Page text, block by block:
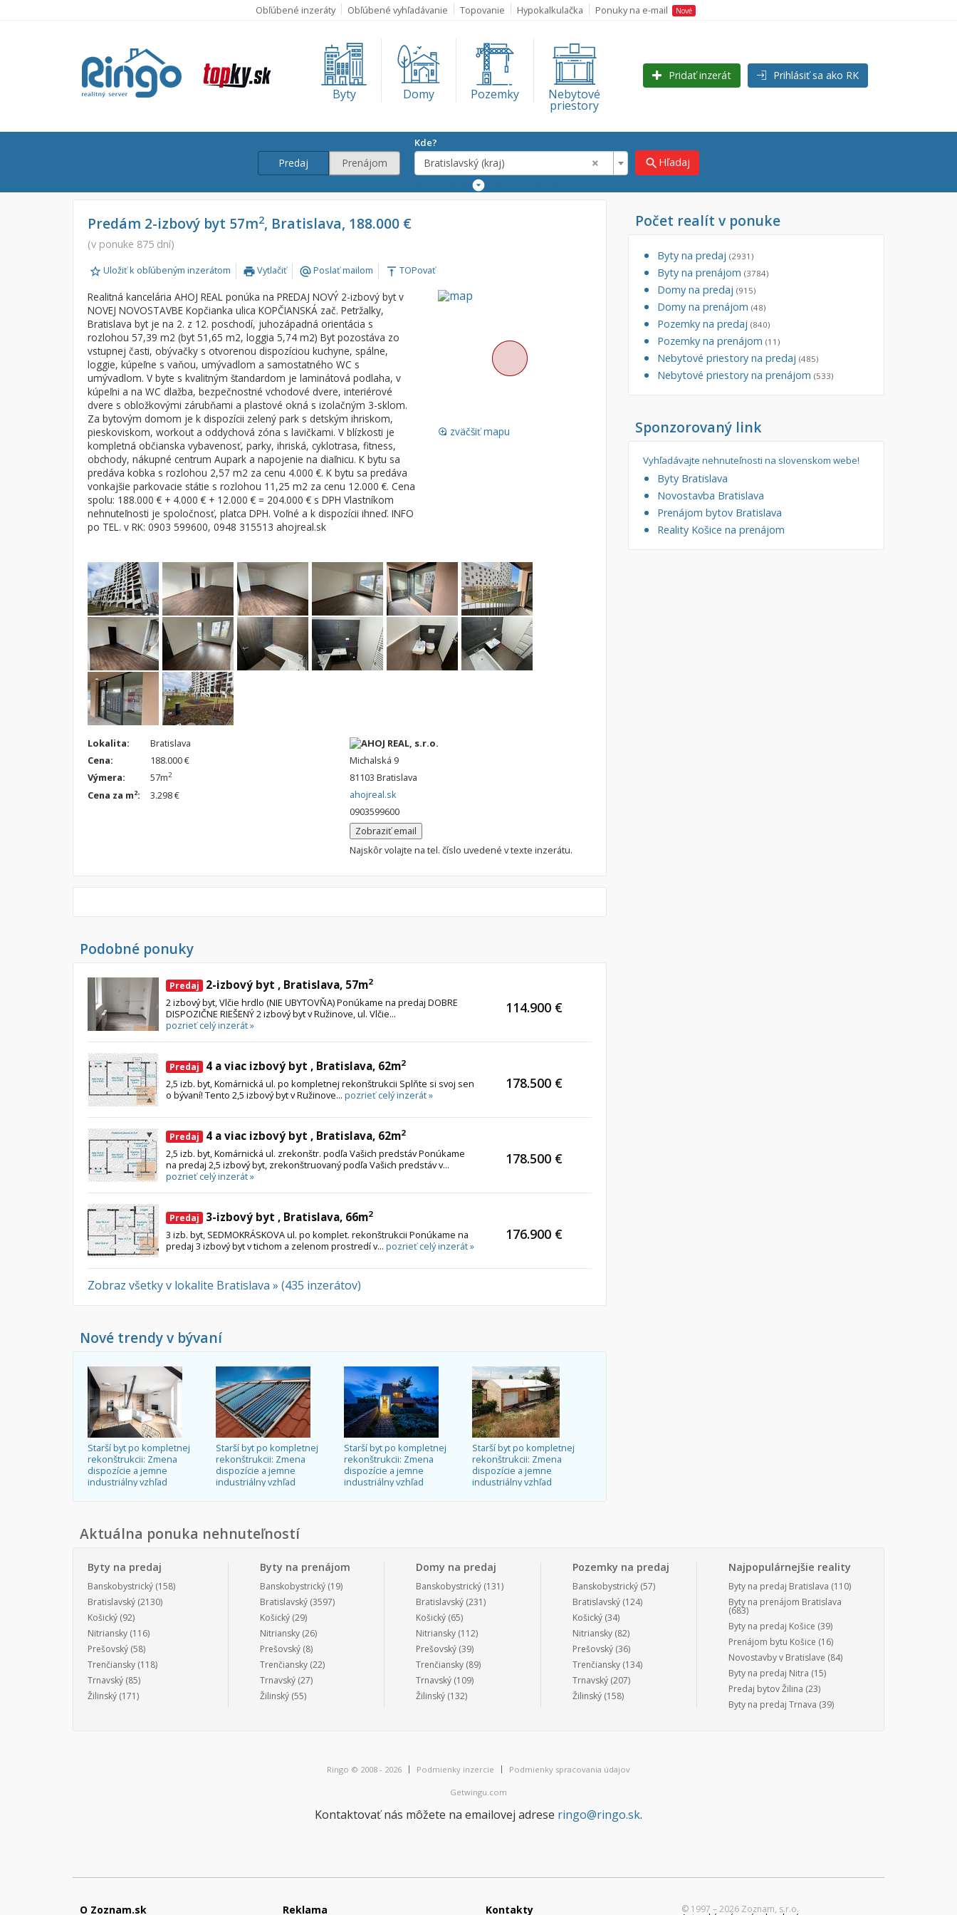
Obľúbené inzeráty Obľúbené vyhľadávanie Topovanie Hypokalkulačka Ponuky na e-mail Nové
Byty Domy Pozemky Nebytové
priestory
Pridať inzerát Prihlásiť sa ako RK
Predaj Prenájom
Kde?
×
Bratislavský (kraj) search Hľadaj
Predaj
Prenájom
Byt
Garsónky
Dvojgarsónky
1-izbové
2-izbové
3-izbové
4 a viac izbové byty
Dom
Vila
Chalupa
Pozemok
Stavebné pozemky
Bývanie a rekreácia
Priemyselný pozemok
Poľnohospodárske pozemky
Záhrada
Nebytové priestory
Administratívne, obchodné
Garáž, garážové státie
Filtre
Súkromná inzercia
Ponuka RK
Novostavba
Predám 2-izbový byt 57m2, Bratislava, 188.000 €
(v ponuke 875 dní)
Uložiť k obľúbeným inzerátom printVytlačiť alternate_emailPoslať mailom vertical_align_top TOPovať
Realitná kancelária AHOJ REAL ponúka na PREDAJ NOVÝ 2-izbový byt v
NOVEJ NOVOSTAVBE Kopčianka ulica KOPČIANSKÁ zač. Petržalky,
Bratislava byt je na 2. z 12. poschodí, juhozápadná orientácia s
rozlohou 57,39 m2 (byt 51,65 m2, loggia 5,74 m2) Byt pozostáva zo
vstupnej časti, obývačky s otvorenou dispozíciou kuchyne, spálne,
loggie, kúpeľne s vaňou, umývadlom a samostatného WC s
umývadlom. V byte s kvalitným štandardom je laminátová podlaha, v
kúpeľni a na WC dlažba, bezpečnostné vchodové dvere, interiérové
dvere s obložkovými zárubňami a plastové okná s izolačným 3-sklom.
Za bytovým domom je k dispozícii zelený park s detským ihriskom,
pieskoviskom, workout a oddychová zóna s lavičkami. V blízkosti je
kompletná občianska vybavenosť, parky, ihriská, cyklotrasa, fitness,
obchody, nákupné centrum Aupark a napojenie na diaľnicu. K bytu sa
predáva kobka s rozlohou 2,57 m2 za cenu 4.000 €. K bytu sa predáva
vonkajšie parkovacie státie s rozlohou 11,25 m2 za cenu 12.000 €. Cena
spolu: 188.000 € + 4.000 € + 12.000 € = 204.000 € s DPH Vlastníkom
nehnuteľnosti je spoločnosť, platca DPH. Voľné a k dispozícii ihneď. INFO
po TEL. v RK: 0903 599600, 0948 315513 ahojreal.sk
loupe zväčšiť mapu
Lokalita:
Bratislava
Cena:
188.000 €
Výmera:
57m2
Cena za m2: 3.298 €
AHOJ REAL, s.r.o.
Michalská 9
81103 Bratislava
ahojreal.sk
0903599600
Zobraziť email
Najskôr volajte na tel. číslo uvedené v texte inzerátu.
Podobné ponuky
Predaj 2-izbový byt , Bratislava, 57m2
2 izbový byt, Vlčie hrdlo (NIE UBYTOVŇA) Ponúkame na predaj DOBRE
DISPOZIČNE RIEŠENÝ 2 izbový byt v Ružinove, ul. Vlčie...
pozrieť celý inzerát »
114.900 €
Predaj 4 a viac izbový byt , Bratislava, 62m2
2,5 izb. byt, Komárnická ul. po kompletnej rekonštrukcii Splňte si svoj sen
o bývaní! Tento 2,5 izbový byt v Ružinove... pozrieť celý inzerát »
178.500 €
Predaj 4 a viac izbový byt , Bratislava, 62m2
2,5 izb. byt, Komárnická ul. zrekonštr. podľa Vašich predstáv Ponúkame
na predaj 2,5 izbový byt, zrekonštruovaný podľa Vašich predstáv v...
pozrieť celý inzerát »
178.500 €
Predaj 3-izbový byt , Bratislava, 66m2
3 izb. byt, SEDMOKRÁSKOVA ul. po komplet. rekonštrukcii Ponúkame na
predaj 3 izbový byt v tichom a zelenom prostredí v... pozrieť celý inzerát »
176.900 €
Zobraz všetky v lokalite Bratislava » (435 inzerátov)
Nové trendy v bývaní
Starší byt po kompletnej
rekonštrukcii: Zmena
dispozície a jemne
industriálny vzhľad
Starší byt po kompletnej
rekonštrukcii: Zmena
dispozície a jemne
industriálny vzhľad
Starší byt po kompletnej
rekonštrukcii: Zmena
dispozície a jemne
industriálny vzhľad
Starší byt po kompletnej
rekonštrukcii: Zmena
dispozície a jemne
industriálny vzhľad
Počet realít v ponuke
Byty na predaj (2931)
Byty na prenájom (3784)
Domy na predaj (915)
Domy na prenájom (48)
Pozemky na predaj (840)
Pozemky na prenájom (11)
Nebytové priestory na predaj (485)
Nebytové priestory na prenájom (533)
Sponzorovaný link
Vyhľadávajte nehnuteľnosti na slovenskom webe!
Byty Bratislava
Novostavba Bratislava
Prenájom bytov Bratislava
Reality Košice na prenájom
Aktuálna ponuka nehnuteľností
Byty na predaj
Banskobystrický (158)
Bratislavský (2130)
Košický (92)
Nitriansky (116)
Prešovský (58)
Trenčiansky (118)
Trnavský (85)
Žilinský (171)
Byty na prenájom
Banskobystrický(19)
Bratislavský(3597)
Košický(29)
Nitriansky(26)
Prešovský(8)
Trenčiansky(22)
Trnavský(27)
Žilinský(55)
Domy na predaj
Banskobystrický (131)
Bratislavský (231)
Košický (65)
Nitriansky (112)
Prešovský (39)
Trenčiansky (89)
Trnavský (109)
Žilinský (132)
Pozemky na predaj
Banskobystrický(57)
Bratislavský(124)
Košický(34)
Nitriansky(82)
Prešovský(36)
Trenčiansky(134)
Trnavský(207)
Žilinský(158)
Najpopulárnejšie reality
Byty na predaj Bratislava (110)
Byty na prenájom Bratislava
(683)
Byty na predaj Košice (39)
Prenájom bytu Košice (16)
Novostavby v Bratislave (84)
Byty na predaj Nitra (15)
Predaj bytov Žilina (23)
Byty na predaj Trnava (39)
Ringo © 2008 - 2026 Podmienky inzercie Podmienky spracovania údajov
Getwingu.com
Kontaktovať nás môžete na emailovej adrese ringo@ringo.sk.
O Zoznam.sk Reklama Kontakty © 1997 – 2026 Zoznam, s.r.o.